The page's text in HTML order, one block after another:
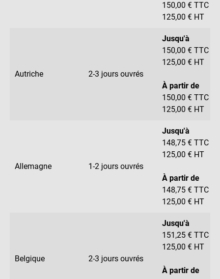
150,00 € TTC
125,00 € HT
Autriche 2-3 jours ouvrés
Jusqu'à
150,00 € TTC
125,00 € HT
À partir de
150,00 € TTC
125,00 € HT
Allemagne 1-2 jours ouvrés
Jusqu'à
148,75 € TTC
125,00 € HT
À partir de
148,75 € TTC
125,00 € HT
Belgique 2-3 jours ouvrés
Jusqu'à
151,25 € TTC
125,00 € HT
À partir de